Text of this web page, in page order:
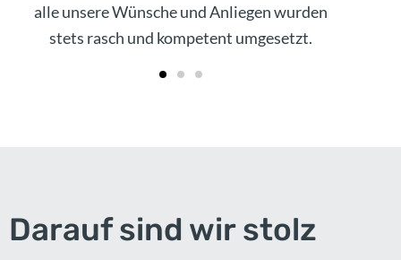
alle unsere Wünsche und Anliegen wurden
stets rasch und kompetent umgesetzt.
Darauf sind wir stolz